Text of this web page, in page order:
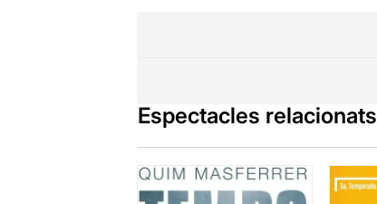
Espectacles relacionats